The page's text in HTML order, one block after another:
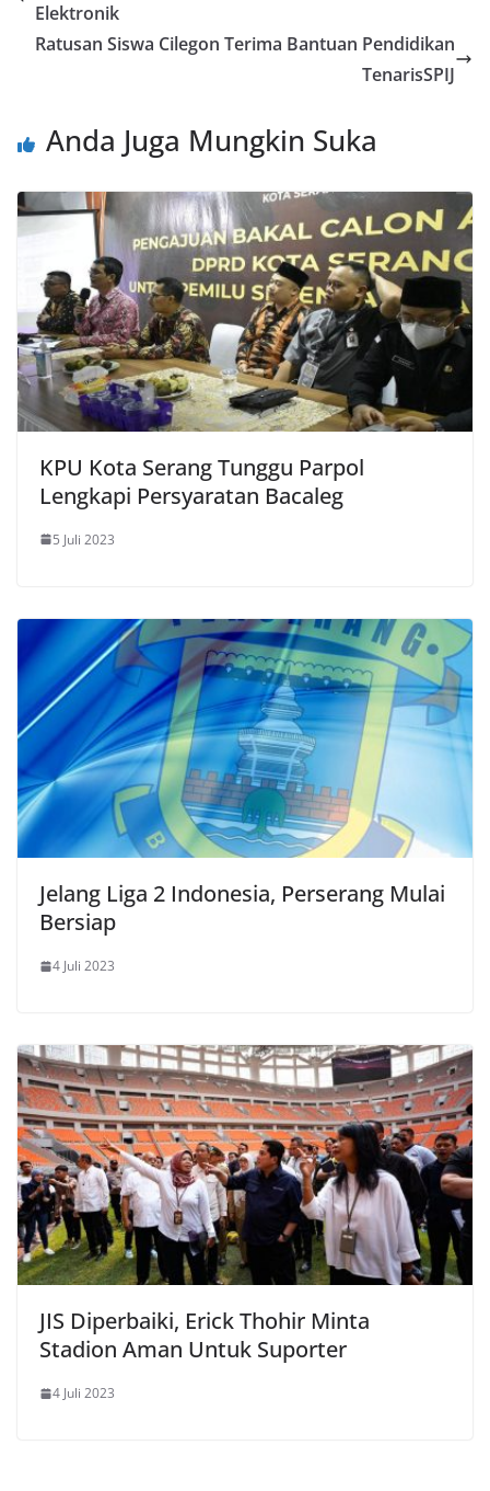
Elektronik
Ratusan Siswa Cilegon Terima Bantuan Pendidikan
TenarisSPIJ
Anda Juga Mungkin Suka
KPU Kota Serang Tunggu Parpol
Lengkapi Persyaratan Bacaleg
5 Juli 2023
Jelang Liga 2 Indonesia, Perserang Mulai
Bersiap
4 Juli 2023
JIS Diperbaiki, Erick Thohir Minta
Stadion Aman Untuk Suporter
4 Juli 2023